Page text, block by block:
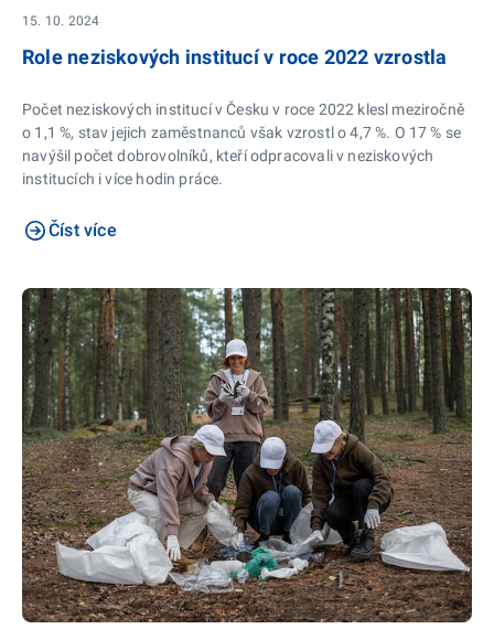
15. 10. 2024
Role neziskových institucí v roce 2022 vzrostla
Počet neziskových institucí v Česku v roce 2022 klesl meziročně
o 1,1 %, stav jejich zaměstnanců však vzrostl o 4,7 %. O 17 % se
navýšil počet dobrovolníků, kteří odpracovali v neziskových
institucích i více hodin práce.
Číst více